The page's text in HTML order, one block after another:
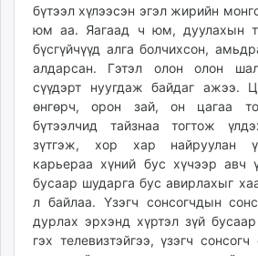
isee.mn
mglradio.com
fact.mn
itoim.mn
tumen.mn
shuum.mn
times.mn
tvmongolia.mn
mass.mn
assa.mn
бүтээл хүлээсэн эгэл жирийн
юм аа. Яагаад ч юм, дуулахын
бүсгүйчүүд алга болчихсон,
алдарсан. Гэтэл олон олон
сүүдэрт нуугдаж байдаг ажээ.
өнгөрч, орон зай, он цагаа
бүтээлчид тайзнаа тогтож
зүтгэж, хор хар найруулан
карьераа хүний бус хүчээр авч
бусаар шударга бус авирлахыг
л байлаа. Үзэгч сонсогчдын
дурлах эрхэнд хүртэл зүй
гэх телевизтэйгээ, үзэгч